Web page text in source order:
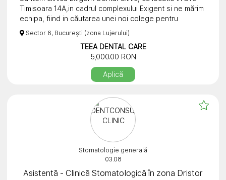
Timisoara 14A,in cadrul complexului Exigent si ne mărim
echipa, fiind in căutarea unei noi colege pentru
ocuparea postului de asistenta stomatologie.
Experiența reprezinta un avantaj, dar nu are caracter
Asteptam CV.urile la adresa de mail:
runotydentalclinics@gmail.com sau putem fi contactați
la următoarele numere de telefon: 0763735227 sau
Salariu 5000 lei net+bonusuri
Sector 6, București (zona Lujerului)
TEEA DENTAL CARE
5,000.00 RON
Aplică
Stomatologie generală
03.08
Asistentă - Clinică Stomatologică în zona Dristor